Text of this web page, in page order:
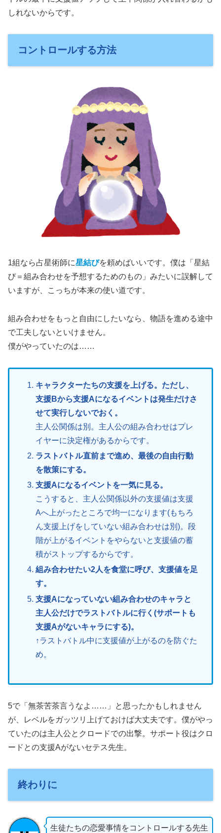
しれないからです。
コントロールする方法
1組なら占星術師に星結びを頼めばいいです。僕は「星結
び＝組み合わせを予想するためのもの」みたいに誤解して
いますが、こっちが本来の使い道です。
組み合わせをもっと自由にしたいなら、物語を進める途中
で工夫しないといけません。
僕がやっていたのは……
キャラクターたちの支援を上げる。ただし、
支援Bから支援Aになるイベントは発生だけさ
せて実行しないでおく。
主人公関係は別。主人公の組み合わせはプレ
イヤーに決定権があるからです。
ラストバトル直前まで進め、最後の自由行動
を散策にする。
支援Aになるイベントを一気に見る。
こうすると、主人公関係以外の支援値は支援
Aへ上がったところで均一になります(もちろ
ん支援上げをしていない組み合わせは別)。段
階が上がるイベントをやらないと支援値の蓄
積がストップするからです。
組み合わせたい2人を食堂に呼び、支援値を足
す。
支援Aになっていない組み合わせのキャラと
主人公だけでラストバトルに行く(サポートも
支援Aがないキャラにする)。
↑ラストバトル中に支援値が上がるのを防ぐた
め。
5で「無茶苦茶言うなよ……」と思ったかもしれません
が、レベルをガッツリ上げておけば大丈夫です。僕がやっ
ていたのは主人公とクロードでの出撃。サポート役はクロ
ードとの支援Aがないセテス先生。
終わりに
生徒たちの恋愛事情をコントロールする先生